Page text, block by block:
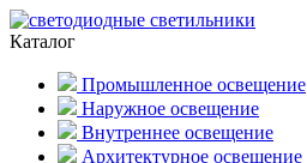
Каталог
Промышленное освещение
Наружное освещение
Внутреннее освещение
Архитектурное освещение